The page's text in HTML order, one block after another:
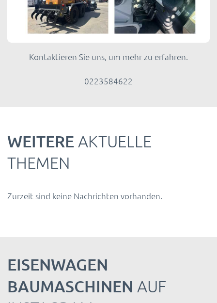
Kontaktieren Sie uns, um mehr zu erfahren.
0223584622
WEITERE AKTUELLE
THEMEN
Zurzeit sind keine Nachrichten vorhanden.
EISENWAGEN
BAUMASCHINEN AUF